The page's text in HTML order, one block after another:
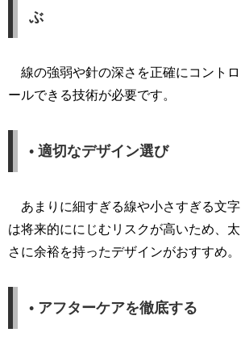
ぶ
線の強弱や針の深さを正確にコントロ
ールできる技術が必要です。
• 適切なデザイン選び
あまりに細すぎる線や小さすぎる文字
は将来的ににじむリスクが高いため、太
さに余裕を持ったデザインがおすすめ。
• アフターケアを徹底する